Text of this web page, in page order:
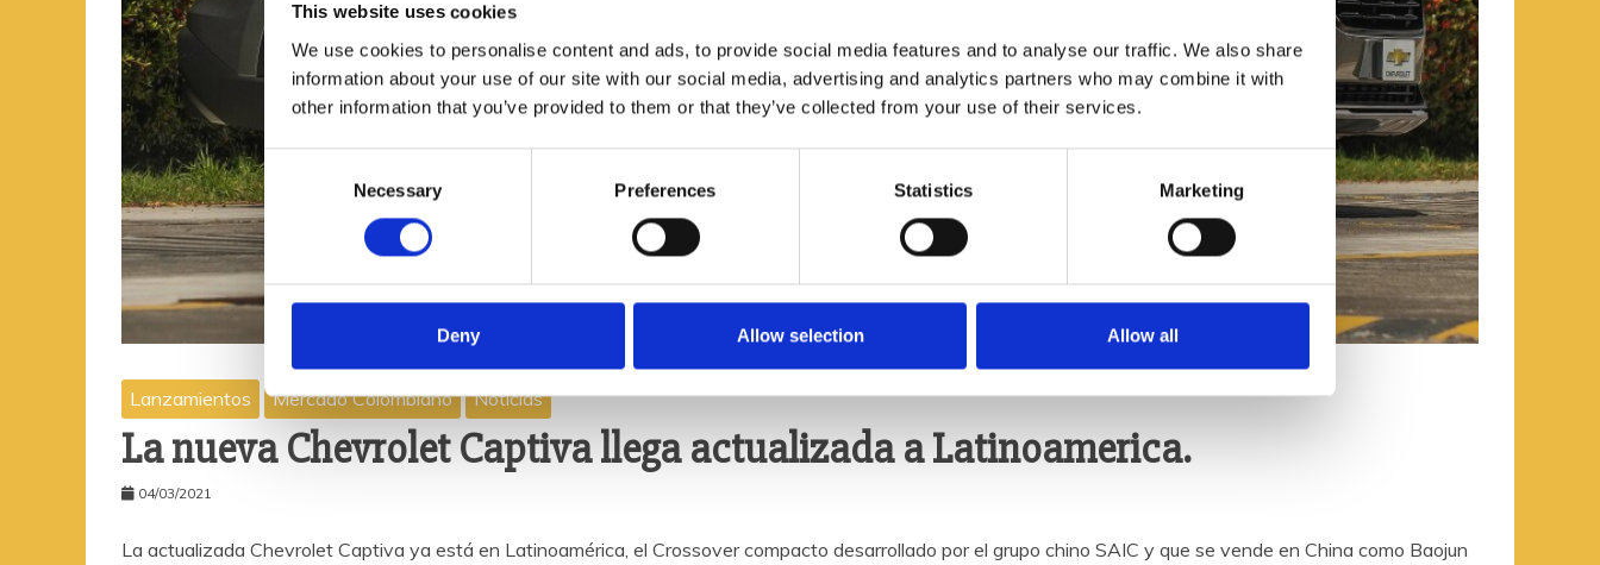
This website uses cookies
We use cookies to personalise content and ads, to provide social media features and to analyse our traffic. We also share
information about your use of our site with our social media, advertising and analytics partners who may combine it with
other information that you’ve provided to them or that they’ve collected from your use of their services.
C
o
n
s
e
n
e
l
e
Necessary Preferences Statistics Marketing
Deny Allow selection Allow all
Lanzamientos Mercado Colombiano Noticias
La nueva Chevrolet Captiva llega actualizada a Latinoamerica.
04/03/2021
La actualizada Chevrolet Captiva ya está en Latinoamérica, el Crossover compacto desarrollado por el grupo chino SAIC y que se vende en China como Baojun